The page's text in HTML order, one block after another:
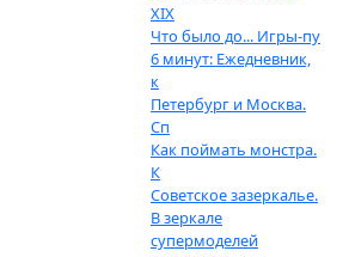
XIX
Что было до... Игры-пу
6 минут: Ежедневник,
к
Петербург и Москва.
Сп
Как поймать монстра.
К
Советское зазеркалье.
В зеркале
супермоделей